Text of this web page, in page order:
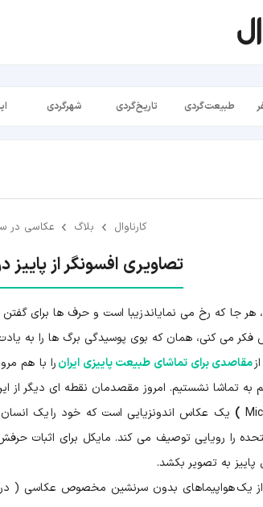
طبیعت‌گردی تاریخ‌گردی شهرگردی
کارناوال بلاگ عکاسی در
تصاویری افسونگر از پاییز
هر جا که رخ می نمایاند زیبا است و حرف ها برای
فکر می کنی، همان که بوی پوسیدگی برگ ها را
مقاصدی برای تماشای طبیعت پاییزی ایرانرا با هم
به تماشا نشستیم. امروز مقصدمان نقطه ای دیگر از
) یک عکاس اندونزیایی است که خود را یک
را رویایی توصیف می کند. مایکل برای اثبات
به تصویر بکشد.